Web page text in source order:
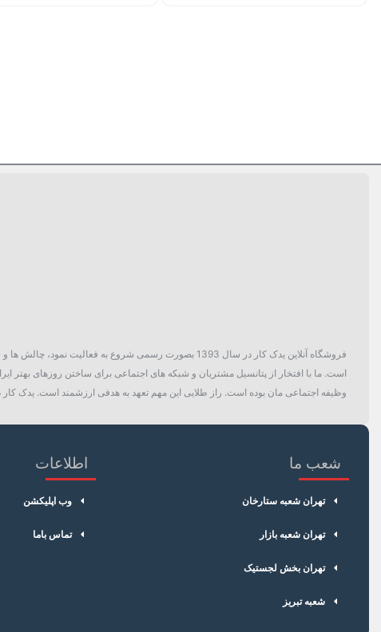
فروشگاه آنلاین یدک کار در سال 1393 بصورت رسمی شروع
است. ما با افتخار از پتانسیل مشتریان و شبکه های اجتماعی برای ساختن روزهای بهتر
وظیفه اجتماعی مان بوده است. راز طلایی این مهم تعهد به هدفی ارزشمند است. یدک کار
شعب ما
تهران شعبه ستارخان
تهران شعبه بازار
تهران بخش لجستیک
شعبه تبریز
اطلاعات
وب اپلیکشن
تماس باما